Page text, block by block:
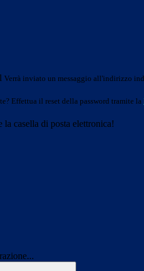
Verrà inviato un messaggio all'indirizzo
Effettua il reset della password tramite la
casella di posta elettronica!